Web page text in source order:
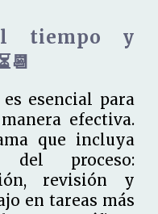
tiempo y
esencial para
efectiva.
que incluya
proceso:
revisión y
en tareas más